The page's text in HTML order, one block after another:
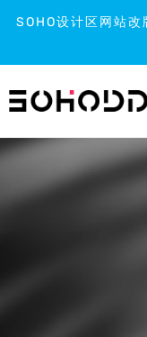
SOHO设计区网站
到
容